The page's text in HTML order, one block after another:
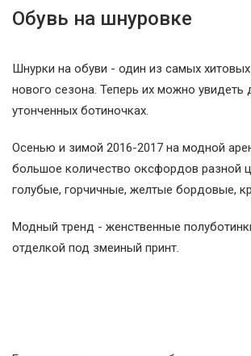
Обувь на шнуровке
Шнурки на обуви - один из самых
нового сезона. Теперь их можно увидеть
утонченных ботиночках.
Осенью и зимой 2016-2017 на модной
большое количество оксфордов разной
голубые, горчичные, желтые бордовые,
Модный тренд - женственные
отделкой под змеиный принт.